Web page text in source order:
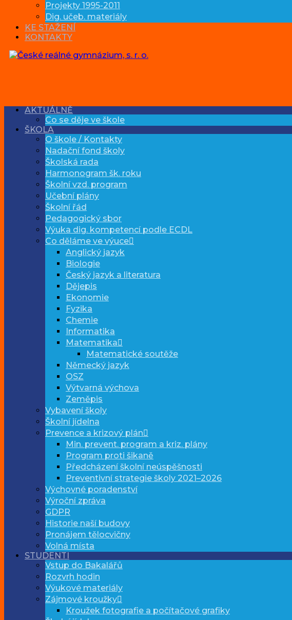
Projekty 1995-2011
Dig. učeb. materiály
KE STAŽENÍ
KONTAKTY
AKTUÁLNĚ
Co se děje ve škole
ŠKOLA
O škole / Kontakty
Nadační fond školy
Školská rada
Harmonogram šk. roku
Školní vzd. program
Učební plány
Školní řád
Pedagogický sbor
Výuka dig. kompetencí podle ECDL
Co děláme ve výuce
Anglický jazyk
Biologie
Český jazyk a literatura
Dějepis
Ekonomie
Fyzika
Chemie
Informatika
Matematika
Matematické soutěže
Německý jazyk
OSZ
Výtvarná výchova
Zeměpis
Vybavení školy
Školní jídelna
Prevence a krizový plán
Min. prevent. program a kriz. plány
Program proti šikaně
Předcházení školní neúspěšnosti
Preventivní strategie školy 2021–2026
Výchovné poradenství
Výroční zpráva
GDPR
Historie naší budovy
Pronájem tělocvičny
Volná místa
STUDENTI
Vstup do Bakalářů
Rozvrh hodin
Výukové materiály
Zájmové kroužky
Kroužek fotografie a počítačové grafiky